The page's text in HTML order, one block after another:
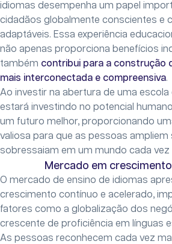
idiomas desempenha um papel
cidadãos globalmente conscientes e
adaptáveis. Essa experiência
não apenas proporciona benefícios
também contribui para a construção
mais interconectada e compreensiva.
Ao investir na abertura de uma escola
estará investindo no potencial
um futuro melhor, proporcionando
valiosa para que as pessoas
sobressaiam em um mundo cada vez
Mercado em
O mercado de ensino de idiomas
crescimento contínuo e acelerado,
fatores como a globalização dos
crescente de proficiência em línguas
As pessoas reconhecem cada vez